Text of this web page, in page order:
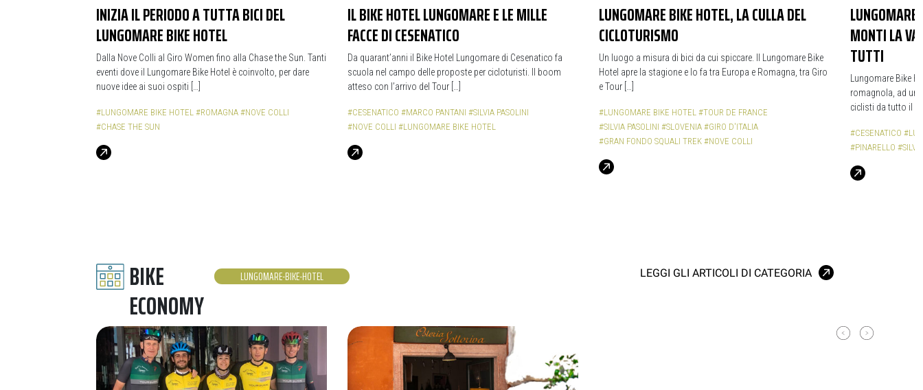
INIZIA IL PERIODO A TUTTA BICI DEL
LUNGOMARE BIKE HOTEL
Dalla Nove Colli al Giro Women fino alla Chase the Sun. Tanti
eventi dove il Lungomare Bike Hotel è coinvolto, per dare
nuove idee ai suoi ospiti […]
#LUNGOMARE BIKE HOTEL #ROMAGNA #NOVE COLLI
#CHASE THE SUN
IL BIKE HOTEL LUNGOMARE E LE MILLE
FACCE DI CESENATICO
Da quarant’anni il Bike Hotel Lungomare di Cesenatico fa
scuola nel campo delle proposte per cicloturisti. Il boom
atteso con l’arrivo del Tour […]
#CESENATICO #MARCO PANTANI #SILVIA PASOLINI
#NOVE COLLI #LUNGOMARE BIKE HOTEL
LUNGOMARE BIKE HOTEL, LA CULLA DEL
CICLOTURISMO
Un luogo a misura di bici da cui spiccare. Il Lungomare Bike
Hotel apre la stagione e lo fa tra Europa e Romagna, tra Giro
e Tour […]
#LUNGOMARE BIKE HOTEL #TOUR DE FRANCE
#SILVIA PASOLINI #SLOVENIA #GIRO D'ITALIA
#GRAN FONDO SQUALI TREK #NOVE COLLI
MONTI LA
TUTTI
Lungomare Bike
romagnola, ad un
ciclisti da tutto il
#CESENATICO
#PINARELLO
BIKE
ECONOMY
LUNGOMARE-BIKE-HOTEL LEGGI GLI ARTICOLI DI CATEGORIA